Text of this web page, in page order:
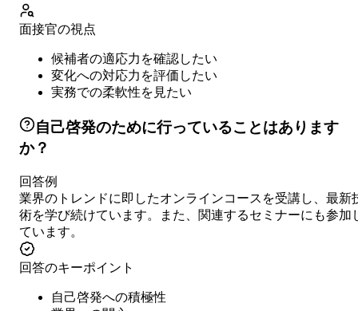
面接官の視点
候補者の適応力を確認したい
変化への対応力を評価したい
実務での柔軟性を見たい
自己啓発のために行っていることはあります
か？
回答例
業界のトレンドに即したオンラインコースを受講し、最新
術を学び続けています。また、関連するセミナーにも参加
ています。
回答のキーポイント
自己啓発への積極性